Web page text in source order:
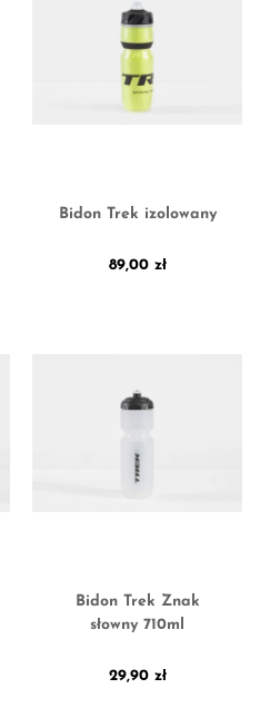
Bidon Trek izolowany
89,00 zł
Bidon Trek Znak
słowny 710ml
29,90 zł